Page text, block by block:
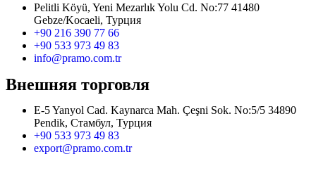
Pelitli Köyü, Yeni Mezarlık Yolu Cd. No:77 41480
Gebze/Kocaeli, Турция
+90 216 390 77 66
+90 533 973 49 83
info@pramo.com.tr
Внешняя торговля
E-5 Yanyol Cad. Kaynarca Mah. Çeşni Sok. No:5/5 34890
Pendik, Стамбул, Турция
+90 533 973 49 83
export@pramo.com.tr